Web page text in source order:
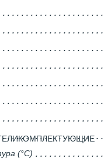
КОМПЛЕКТУЮЩИЕ
(°С)